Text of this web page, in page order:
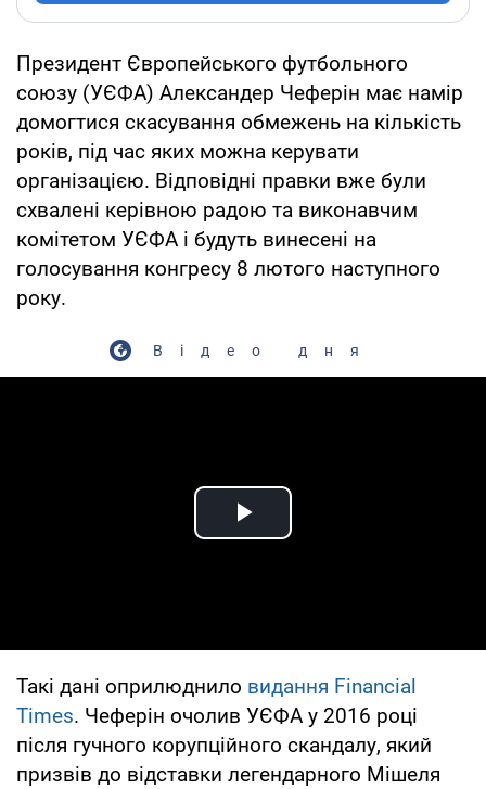
Президент Європейського футбольного
союзу (УЄФА) Александер Чеферін має намір
домогтися скасування обмежень на кількість
років, під час яких можна керувати
організацією. Відповідні правки вже були
схвалені керівною радою та виконавчим
комітетом УЄФА і будуть винесені на
голосування конгресу 8 лютого наступного
року.
Відео дня
Play Video
Такі дані оприлюднило видання Financial
Times. Чеферін очолив УЄФА у 2016 році
після гучного корупційного скандалу, який
призвів до відставки легендарного Мішеля